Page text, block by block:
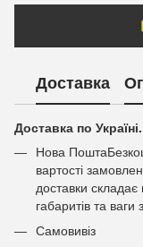
Доставка
Доставка по Україні.
Нова
вартості
доставки складає
габаритів та ваги
Самовивіз